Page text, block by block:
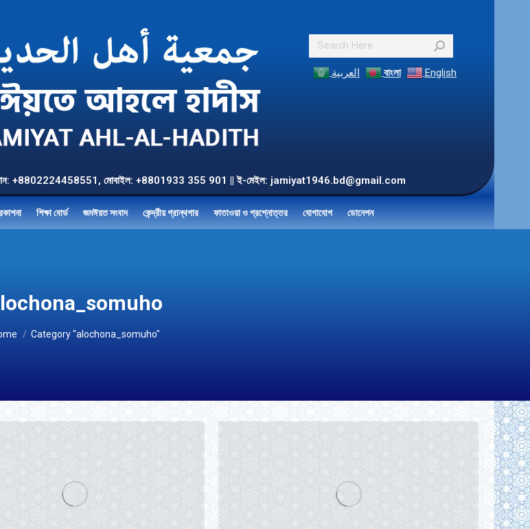
Search:
العربية বাংলা English
|| ফোন: +8802224458551, মোবাইল: +8801933 355 901 || ই-মেইল: jamiyat1946.bd@gmail.com
শিক্ষা বোর্ড জমঈয়ত সংবাদ কেন্দ্রীয় গ্রান্থগার ফাতাওয়া ও প্রশ্নোত্তর যোগাযোগ ডোনেশন
are here:Category "alochona_somuho"